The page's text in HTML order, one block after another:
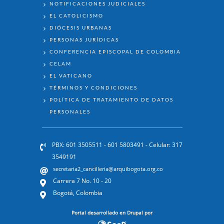
NOTIFICACIONES JUDICIALES
EL CATOLICISMO
DIÓCESIS URBANAS
PERSONAS JURÍDICAS
CONFERENCIA EPISCOPAL DE COLOMBIA
CELAM
EL VATICANO
TÉRMINOS Y CONDICIONES
POLÍTICA DE TRATAMIENTO DE DATOS
PERSONALES
PBX: 601 3505511 - 601 5803491 - Celular: 317
3549191
secretaria2_cancilleria@arquibogota.org.co
Carrera 7 No. 10 - 20
Bogotá, Colombia
Portal desarrollado en Drupal por